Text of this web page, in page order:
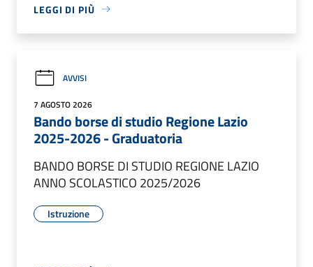
LEGGI DI PIÙ
AVVISI
7 AGOSTO 2026
Bando borse di studio Regione Lazio
2025-2026 - Graduatoria
BANDO BORSE DI STUDIO REGIONE LAZIO
ANNO SCOLASTICO 2025/2026
Istruzione